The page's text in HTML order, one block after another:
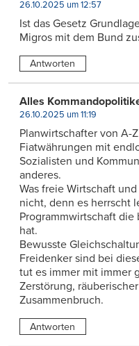
26.10.2025 um 12:57
Ist das Gesetz
Migros mit dem Bund
Antworten
Alles
26.10.2025 um 11:19
Planwirtschafter von A-
Fiatwährungen mit
Sozialisten und
anderes.
Was freie Wirtschaft
nicht, denn es herrscht
Programmwirtschaft
hat.
Bewusste
Freidenker sind bei
tut es immer mit immer
Zerstörung,
Zusammenbruch.
Antworten